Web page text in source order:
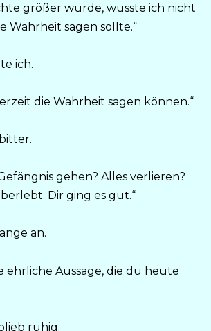
größer wurde, wusste ich nicht
Wahrheit sagen sollte.“
ich.
die Wahrheit sagen können.“
gehen? Alles verlieren?
Dir ging es gut.“
an.
ehrliche Aussage, die du heute
ruhig.